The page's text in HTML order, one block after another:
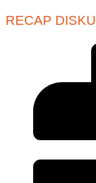
RECAP